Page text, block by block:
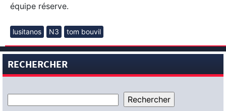
équipe réserve.
lusitanos N3 tom bouvil
RECHERCHER